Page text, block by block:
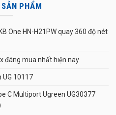
PHẨM
One HN-H21PW quay 360 độ nét
đáng mua nhất hiện nay
UG 10117
C Multiport Ugreen UG30377